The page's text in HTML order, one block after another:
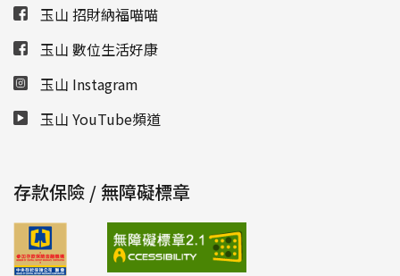
玉山 招財納福喵喵
玉山 數位生活好康
玉山 Instagram
玉山 YouTube頻道
存款保險 / 無障礙標章